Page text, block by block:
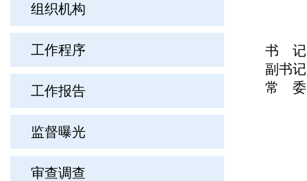
组织机构
工作程序
工作报告
监督曝光
审查调查
书 记
副书记
常